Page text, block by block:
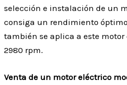
selección e instalación de un
consiga un rendimiento
también se aplica a este motor
2980 rpm.
Venta de un motor eléctrico